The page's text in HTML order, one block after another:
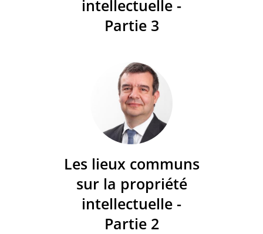
intellectuelle -
Partie 3
Les lieux communs
sur la propriété
intellectuelle -
Partie 2